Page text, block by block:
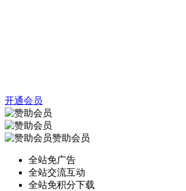
开通会员
赞助会员
全站免广告
全站交流互动
全站免积分下载